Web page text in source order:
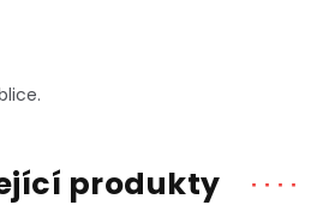
produkty